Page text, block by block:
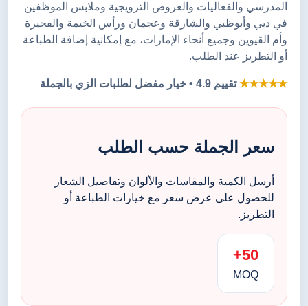
المدرسي والفعاليات والعروض الترويجية وملابس الموظفين
في دبي وأبوظبي والشارقة وعجمان ورأس الخيمة والفجيرة
وأم القيوين وجميع أنحاء الإمارات، مع إمكانية إضافة الطباعة
أو التطريز عند الطلب.
★★★★★تقييم 4.9 • خيار مفضل لطلبات الزي بالجملة
سعر الجملة حسب الطلب
أرسل الكمية والمقاسات والألوان وتفاصيل الشعار
للحصول على عرض سعر مع خيارات الطباعة أو
التطريز.
50+
MOQ